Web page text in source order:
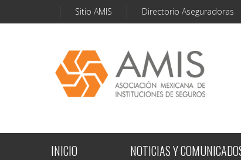
Sitio AMIS Directorio Aseguradoras
INICIO NOTICIAS Y